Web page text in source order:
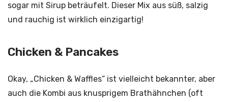
sogar mit Sirup beträufelt. Dieser Mix aus süß, salzig
und rauchig ist wirklich einzigartig!
Chicken & Pancakes
Okay, „Chicken & Waffles“ ist vielleicht bekannter, aber
auch die Kombi aus knusprigem Brathähnchen (oft